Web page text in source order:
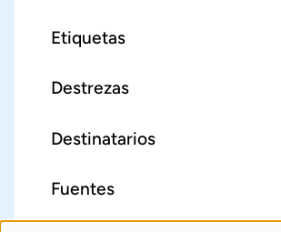
Etiquetas
Destrezas
Destinatarios
Fuentes